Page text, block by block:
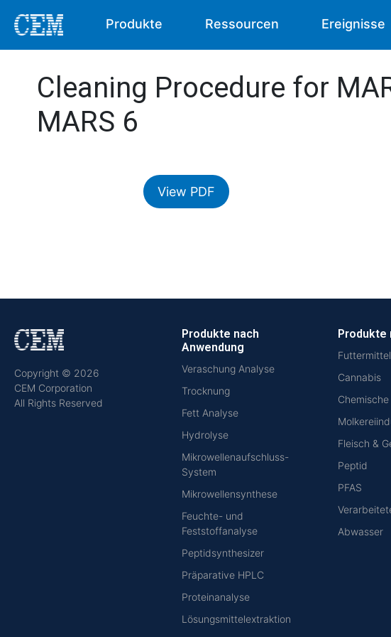
Produkte Ressourcen Ereignisse
Cleaning Procedure for
MARS 6
View PDF
Copyright © 2026
CEM Corporation
All Rights Reserved
Produkte nach
Anwendung
Veraschung Analyse
Trocknung
Fett Analyse
Hydrolyse
Mikrowellenaufschluss-
System
Mikrowellensynthese
Feuchte- und
Feststoffanalyse
Peptidsynthesizer
Präparative HPLC
Proteinanalyse
Lösungsmittelextraktion
Produkte
Futtermittel
Cannabis
Fleisch &
Peptid
PFAS
Abwasser